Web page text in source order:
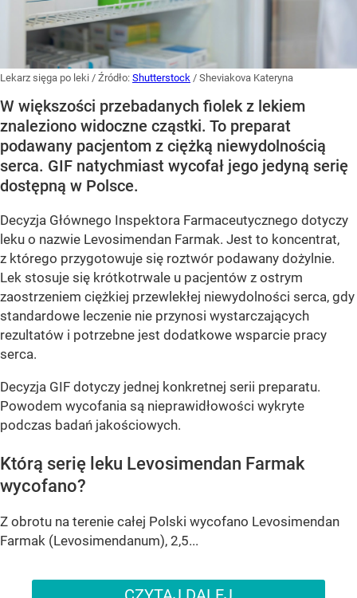
Lekarz sięga po leki / Źródło: Shutterstock / Sheviakova Kateryna
W większości przebadanych fiolek z lekiem
znaleziono widoczne cząstki. To preparat
podawany pacjentom z ciężką niewydolnością
serca. GIF natychmiast wycofał jego jedyną serię
dostępną w Polsce.
Decyzja Głównego Inspektora Farmaceutycznego dotyczy
leku o nazwie Levosimendan Farmak. Jest to koncentrat,
z którego przygotowuje się roztwór podawany dożylnie.
Lek stosuje się krótkotrwale u pacjentów z ostrym
zaostrzeniem ciężkiej przewlekłej niewydolności serca, gdy
standardowe leczenie nie przynosi wystarczających
rezultatów i potrzebne jest dodatkowe wsparcie pracy
serca.
Decyzja GIF dotyczy jednej konkretnej serii preparatu.
Powodem wycofania są nieprawidłowości wykryte
podczas badań jakościowych.
Którą serię leku Levosimendan Farmak
wycofano?
Z obrotu na terenie całej Polski wycofano Levosimendan
Farmak (Levosimendanum), 2,5...